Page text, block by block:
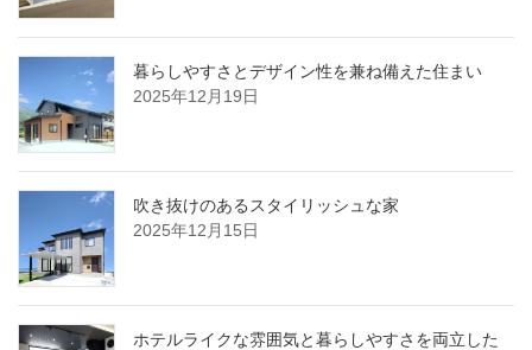
暮らしやすさとデザイン性を兼ね備えた住まい
2025年12月19日
吹き抜けのあるスタイリッシュな家
2025年12月15日
ホテルライクな雰囲気と暮らしやすさを両立した